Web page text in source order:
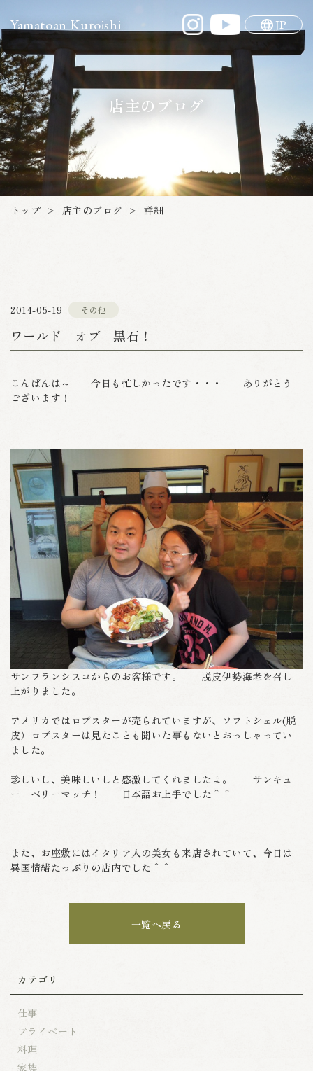
Yamatoan Kuroishi JP
店主のブログ
トップ > 店主のブログ > 詳細
2014-05-19 その他
ワールド オブ 黒石！
こんばんは～ 今日も忙しかったです・・・ ありがとう
ございます！
サンフランシスコからのお客様です。 脱皮伊勢海老を召し
上がりました。
アメリカではロブスターが売られていますが、ソフトシェル(脱
皮）ロブスターは見たことも聞いた事もないとおっしゃってい
ました。
珍しいし、美味しいしと感激してくれましたよ。 サンキュ
ー ベリーマッチ！ 日本語お上手でした＾＾
また、お座敷にはイタリア人の美女も来店されていて、今日は
異国情緒たっぷりの店内でした＾＾
一覧へ戻る
カテゴリ
仕事
プライベート
料理
家族